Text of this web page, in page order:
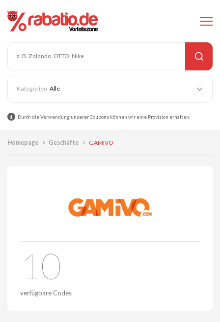
Alle
Durch die Verwendung unserer Coupons können wir eine Provision erhalten.
Homepage Geschäfte GAMIVO
10
verfügbare Codes